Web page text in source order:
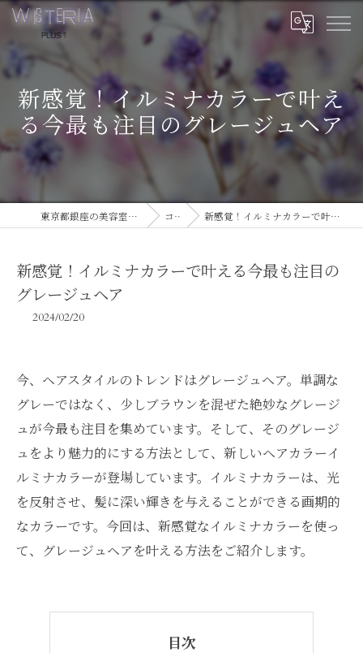
新感覚！イルミナカラーで叶え
る今最も注目のグレージュヘア
東京都銀座の美容室ならWISTERIA PLUS 1 コラム 新感覚！イルミナカラーで叶える今最も注目のグレージュヘア
新感覚！イルミナカラーで叶える今最も注目の
グレージュヘア
2024/02/20
今、ヘアスタイルのトレンドはグレージュヘア。単調な
グレーではなく、少しブラウンを混ぜた絶妙なグレージ
ュが今最も注目を集めています。そして、そのグレージ
ュをより魅力的にする方法として、新しいヘアカラーイ
ルミナカラーが登場しています。イルミナカラーは、光
を反射させ、髪に深い輝きを与えることができる画期的
なカラーです。今回は、新感覚なイルミナカラーを使っ
て、グレージュヘアを叶える方法をご紹介します。
目次